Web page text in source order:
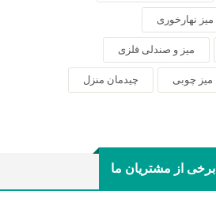
میز نهارخوری
میز و صندلی فلزی
میز چوبی چیدمان منزل
برخی از مشتریان ما